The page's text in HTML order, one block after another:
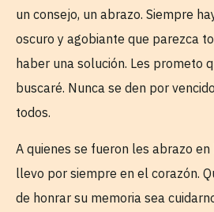
un consejo, un abrazo. Siempre
oscuro y agobiante que parezca
haber una solución. Les prometo
buscaré. Nunca se den por
todos.
A quienes se fueron les abrazo
llevo por siempre en el corazón.
de honrar su memoria sea